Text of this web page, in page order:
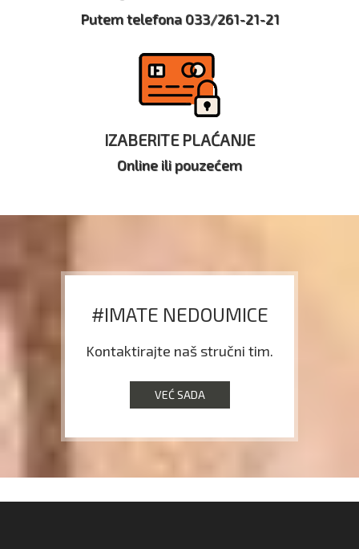
Putem telefona 033/261-21-21
IZABERITE PLAĆANJE
Online ili pouzećem
#IMATE NEDOUMICE
Kontaktirajte naš stručni tim.
VEĆ SADA